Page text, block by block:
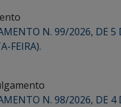
N. 99/2026, DE 5
FEIRA).
N. 98/2026, DE 4